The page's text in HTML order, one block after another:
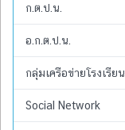
ก.ต.ป.น.
อ.ก.ต.ป.น.
กลุ่มเครือข่ายโรงเรียน
Social Network